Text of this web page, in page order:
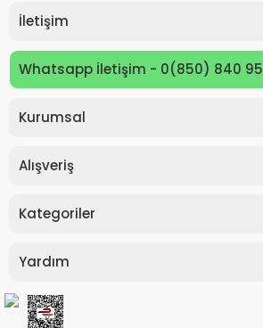
İletişim
Whatsapp İletişim - 0(850) 840
Kurumsal
Alışveriş
Kategoriler
Yardım